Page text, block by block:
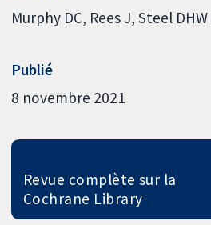
Murphy DC Rees J Steel DHW
Publié
8 novembre 2021
Revue complète sur la
Cochrane Library